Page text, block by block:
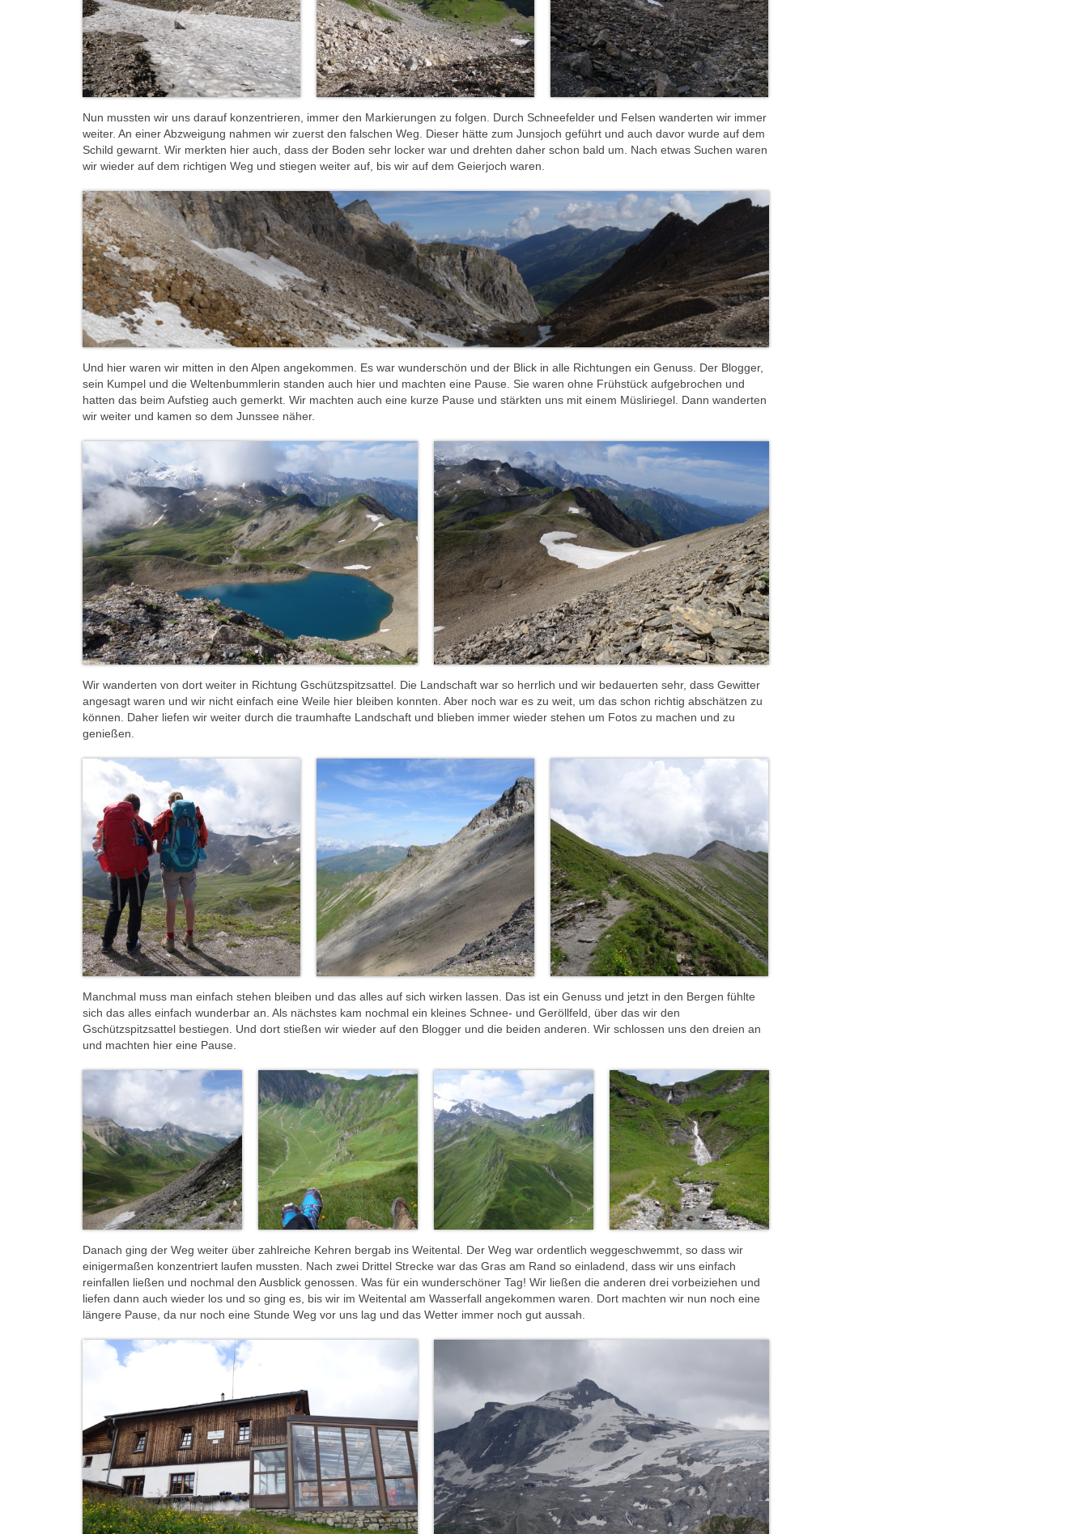
Nun mussten wir uns darauf konzentrieren, immer den Markierungen zu folgen. Durch Schneefelder und Felsen wanderten wir immer
weiter. An einer Abzweigung nahmen wir zuerst den falschen Weg. Dieser hätte zum Junsjoch geführt und auch davor wurde auf dem
Schild gewarnt. Wir merkten hier auch, dass der Boden sehr locker war und drehten daher schon bald um. Nach etwas Suchen waren
wir wieder auf dem richtigen Weg und stiegen weiter auf, bis wir auf dem Geierjoch waren.
Und hier waren wir mitten in den Alpen angekommen. Es war wunderschön und der Blick in alle Richtungen ein Genuss. Der Blogger,
sein Kumpel und die Weltenbummlerin standen auch hier und machten eine Pause. Sie waren ohne Frühstück aufgebrochen und
hatten das beim Aufstieg auch gemerkt. Wir machten auch eine kurze Pause und stärkten uns mit einem Müsliriegel. Dann wanderten
wir weiter und kamen so dem Junssee näher.
Wir wanderten von dort weiter in Richtung Gschützspitzsattel. Die Landschaft war so herrlich und wir bedauerten sehr, dass Gewitter
angesagt waren und wir nicht einfach eine Weile hier bleiben konnten. Aber noch war es zu weit, um das schon richtig abschätzen zu
können. Daher liefen wir weiter durch die traumhafte Landschaft und blieben immer wieder stehen um Fotos zu machen und zu
genießen.
Manchmal muss man einfach stehen bleiben und das alles auf sich wirken lassen. Das ist ein Genuss und jetzt in den Bergen fühlte
sich das alles einfach wunderbar an. Als nächstes kam nochmal ein kleines Schnee- und Geröllfeld, über das wir den
Gschützspitzsattel bestiegen. Und dort stießen wir wieder auf den Blogger und die beiden anderen. Wir schlossen uns den dreien an
und machten hier eine Pause.
Danach ging der Weg weiter über zahlreiche Kehren bergab ins Weitental. Der Weg war ordentlich weggeschwemmt, so dass wir
einigermaßen konzentriert laufen mussten. Nach zwei Drittel Strecke war das Gras am Rand so einladend, dass wir uns einfach
reinfallen ließen und nochmal den Ausblick genossen. Was für ein wunderschöner Tag! Wir ließen die anderen drei vorbeiziehen und
liefen dann auch wieder los und so ging es, bis wir im Weitental am Wasserfall angekommen waren. Dort machten wir nun noch eine
längere Pause, da nur noch eine Stunde Weg vor uns lag und das Wetter immer noch gut aussah.